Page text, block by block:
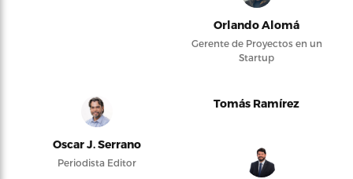
Orlando Alomá
Gerente de Proyectos en un
Startup
Oscar J. Serrano
Periodista Editor
Tomás Ramírez